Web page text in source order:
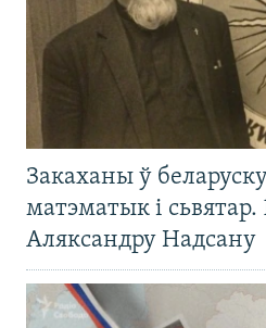
Закаханы ў
матэматык і сьвятар.
Аляксандру Надсану